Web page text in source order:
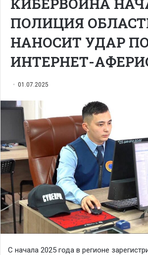
ПОЛИЦИЯ
НАНОСИТ УДАР
ИНТЕРНЕТ-
01.07.2025
С начала 2025 года в регионе